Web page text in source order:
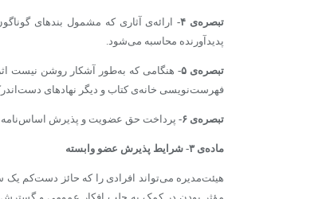
تبصره‌ی ۴- ارائه‌­ی آثاری که مشمول بندهای
پدیدآورنده محاسبه می­‌شود.
تبصره‌ی ۵- هنگامی که به­‌طور آشکار روشن نیست
فهرست­‌نویسی خانه‌ی کتاب و دیگر نهادهای
تبصره‌ی ۶- پرداخت حق عضویت و پذیرش
ماده‌‌ی ۳- شرایط پذیرش عضو وابسته